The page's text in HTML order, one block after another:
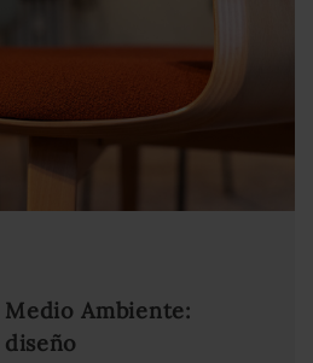
Ambiente: